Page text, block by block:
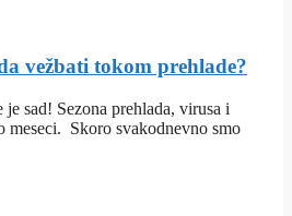
vežbati tokom prehlade?
sad! Sezona prehlada, virusa i
meseci. Skoro svakodnevno smo